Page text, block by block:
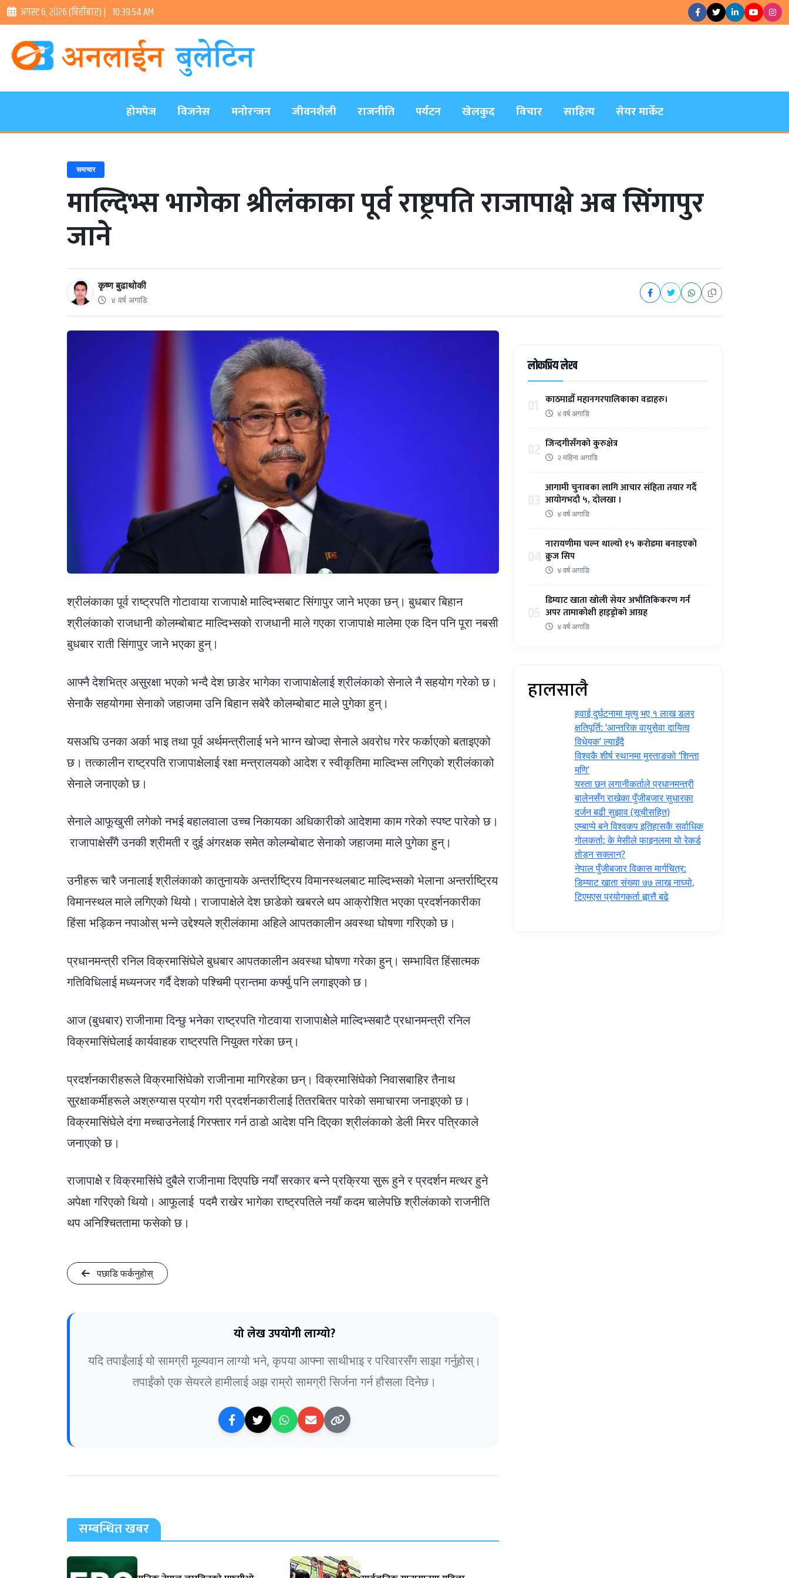
अगस्ट ६, २०२६ (बिहीबार) | 10:39:55 AM
होमपेज विजनेस मनोरन्जन जीवनशैली राजनीति पर्यटन खेलकुद विचार साहित्य सेयर मार्केट
समाचार
माल्दिभ्स भागेका श्रीलंकाका पूर्व राष्ट्रपति राजापाक्षे अब सिंगापुर
जाने
कृष्ण बुढाथोकी
४ वर्ष अगाडि
श्रीलंकाका पूर्व राष्ट्रपति गोटावाया राजापाक्षेे माल्दिभ्सबाट सिंगापुर जाने भएका छन्। बुधबार बिहान
श्रीलंकाको राजधानी कोलम्बोबाट माल्दिभ्सको राजधानी माले गएका राजापाक्षे मालेमा एक दिन पनि पूरा नबसी
बुधबार राती सिंगापुर जाने भएका हुन्।
आफ्नै देशभित्र असुरक्षा भएको भन्दै देश छाडेर भागेका राजापाक्षेलाई श्रीलंकाको सेनाले नै सहयोग गरेको छ।
सेनाकै सहयोगमा सेनाको जहाजमा उनि बिहान सबेरै कोलम्बोबाट माले पुगेका हुन्।
यसअघि उनका अर्का भाइ तथा पूर्व अर्थमन्त्रीलाई भने भाग्न खोज्दा सेनाले अवरोध गरेर फर्काएको बताइएको
छ। तत्कालीन राष्ट्रपति राजापाक्षेलाई रक्षा मन्त्रालयको आदेश र स्वीकृतिमा माल्दिभ्स लगिएको श्रीलंकाको
सेनाले जनाएको छ।
सेनाले आफूखुसी लगेको नभई बहालवाला उच्च निकायका अधिकारीको आदेशमा काम गरेको स्पष्ट पारेको छ।
राजापाक्षेसँगै उनकी श्रीमती र दुई अंगरक्षक समेत कोलम्बोबाट सेनाको जहाजमा माले पुगेका हुन्।
उनीहरू चारै जनालाई श्रीलंकाको कातुनायके अन्तर्राष्ट्रिय विमानस्थलबाट माल्दिभ्सको भेलाना अन्तर्राष्ट्रिय
विमानस्थल माले लगिएको थियो। राजापाक्षेले देश छाडेको खबरले थप आक्रोशित भएका प्रदर्शनकारीका
हिंसा भड्किन नपाओस् भन्ने उद्देश्यले श्रीलंकामा अहिले आपतकालीन अवस्था घोषणा गरिएको छ।
प्रधानमन्त्री रनिल विक्रमासिंघेले बुधबार आपतकालीन अवस्था घोषणा गरेका हुन्। सम्भावित हिंसात्मक
गतिविधिलाई मध्यनजर गर्दै देशको पश्चिमी प्रान्तमा कर्फ्यु पनि लगाइएको छ।
आज (बुधबार) राजीनामा दिन्छु भनेका राष्ट्रपति गोटवाया राजापाक्षेेले माल्दिभ्सबाटै प्रधानमन्त्री रनिल
विक्रमासिंघेलाई कार्यवाहक राष्ट्रपति नियुक्त गरेका छन्।
प्रदर्शनकारीहरूले विक्रमासिंघेको राजीनामा मागिरहेका छन्। विक्रमासिंघेको निवासबाहिर तैनाथ
सुरक्षाकर्मीहरूले अश्रुग्यास प्रयोग गरी प्रदर्शनकारीलाई तितरबितर पारेको समाचारमा जनाइएको छ।
विक्रमासिंघेले दंगा मच्चाउनेलाई गिरफ्तार गर्न ठाडो आदेश पनि दिएका श्रीलंकाको डेली मिरर पत्रिकाले
जनाएको छ।
राजापाक्षेे र विक्रमासिंघे दुबैले राजीनामा दिएपछि नयाँ सरकार बन्ने प्रक्रिया सुरू हुने र प्रदर्शन मत्थर हुने
अपेक्षा गरिएको थियो। आफूलाई पदमै राखेर भागेका राष्ट्रपतिले नयाँ कदम चालेपछि श्रीलंकाको राजनीति
थप अनिश्चिततामा फसेको छ।
पछाडि फर्कनुहोस्
यो लेख उपयोगी लाग्यो?
यदि तपाईंलाई यो सामग्री मूल्यवान लाग्यो भने, कृपया आफ्ना साथीभाइ र परिवारसँग साझा गर्नुहोस्।
तपाईंको एक सेयरले हामीलाई अझ राम्रो सामग्री सिर्जना गर्न हौसला दिनेछ।
सम्बन्धित खबर
लोकप्रिय लेख
काठमाडौँ महानगरपालिकाका वडाहरु।
४ वर्ष अगाडि
जिन्दगीसँगको कुरुक्षेत्र
२ महिना अगाडि
आगामी चुनावका लागि आचार संहिता तयार गर्दै
आयोगभदौ ५, दोलखा ।
४ वर्ष अगाडि
नारायणीमा चल्न थाल्यो १५ करोडमा बनाइएको
क्रुज सिप
४ वर्ष अगाडि
डिम्याट खाता खोली सेयर अभौतिकिकरण गर्न
अपर तामाकोशी हाइड्रोको आग्रह
४ वर्ष अगाडि
हालसालै
हवाई दुर्घटनामा मृत्यु भए १ लाख डलर
क्षतिपूर्ति: ‘आन्तरिक वायुसेवा दायित्व
विधेयक’ ल्याइँदै
विश्वकै शीर्ष स्थानमा मुस्ताङको ‘शिन्ता
मणि’
यस्ता छन् लगानीकर्ताले प्रधानमन्त्री
‍बालेनसँग राखेका पुँजीबजार सुधारका
दर्जन बढी सुझाव (सूचीसहित)
एम्बाप्पे बने विश्वकप इतिहासकै सर्वाधिक
गोलकर्ता; के मेसीले फाइनलमा यो रेकर्ड
तोड्न सक्लान्?
नेपाल पुँजीबजार विकास मार्गचित्र:
डिम्याट खाता संख्या ७७ लाख नाघ्यो,
टिएमएस प्रयोगकर्ता ह्वात्तै बढे